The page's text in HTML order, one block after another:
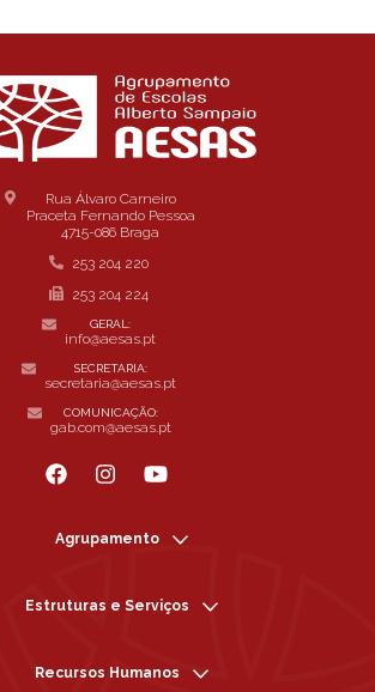
Rua Álvaro Carneiro
Praceta Fernando Pessoa
4715-086 Braga
253 204 220
253 204 224
GERAL:
info@aesas.pt
SECRETARIA:
secretaria@aesas.pt
COMUNICAÇÃO:
gab.com@aesas.pt
Agrupamento
Estruturas e Serviços
Recursos Humanos